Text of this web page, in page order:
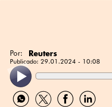
Por: Reuters
Publicado: 29.01.2024 - 10:08
Compartir
por
Compartir
por
Compartir
por
Compartir
por